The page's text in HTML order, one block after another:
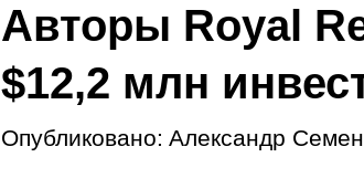
Авторы Royal
$12,2 млн
Опубликовано: Александр